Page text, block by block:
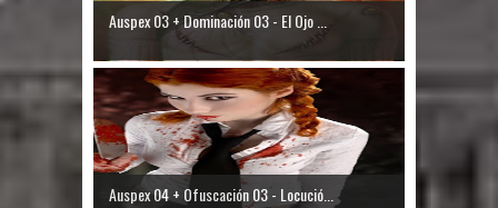
Auspex 03 + Dominación 03 - El Ojo ...
Auspex 04 + Ofuscación 03 - Locució...